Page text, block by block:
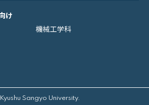
け
機械工学科
Sangyo University.